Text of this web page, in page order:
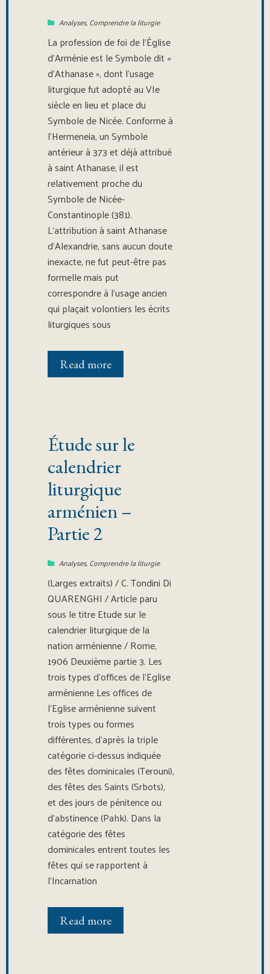
Analyses,Comprendre la liturgie
La profession de foi de l’Église
d’Arménie est le Symbole dit «
d’Athanase », dont l’usage
liturgique fut adopté au VIe
siècle en lieu et place du
Symbole de Nicée. Conforme à
l’Hermeneia, un Symbole
antérieur à 373 et déjà attribué
à saint Athanase, il est
relativement proche du
Symbole de Nicée-
Constantinople (381).
L’attribution à saint Athanase
d’Alexandrie, sans aucun doute
inexacte, ne fut peut-être pas
formelle mais put
correspondre à l’usage ancien
qui plaçait volontiers les écrits
liturgiques sous
Read more
Étude sur le
calendrier
liturgique
arménien –
Partie 2
Analyses,Comprendre la liturgie
(Larges extraits) / C. Tondini Di
QUARENGHI / Article paru
sous le titre Etude sur le
calendrier liturgique de la
nation arménienne / Rome,
1906 Deuxième partie 3. Les
trois types d’offices de l’Eglise
arménienne Les offices de
l’Eglise arménienne suivent
trois types ou formes
différentes, d’après la triple
catégorie ci-dessus indiquée
des fêtes dominicales (Terouni),
des fêtes des Saints (Srbots),
et des jours de pénitence ou
d’abstinence (Pahk). Dans la
catégorie des fêtes
dominicales entrent toutes les
fêtes qui se rapportent à
l’Incarnation
Read more